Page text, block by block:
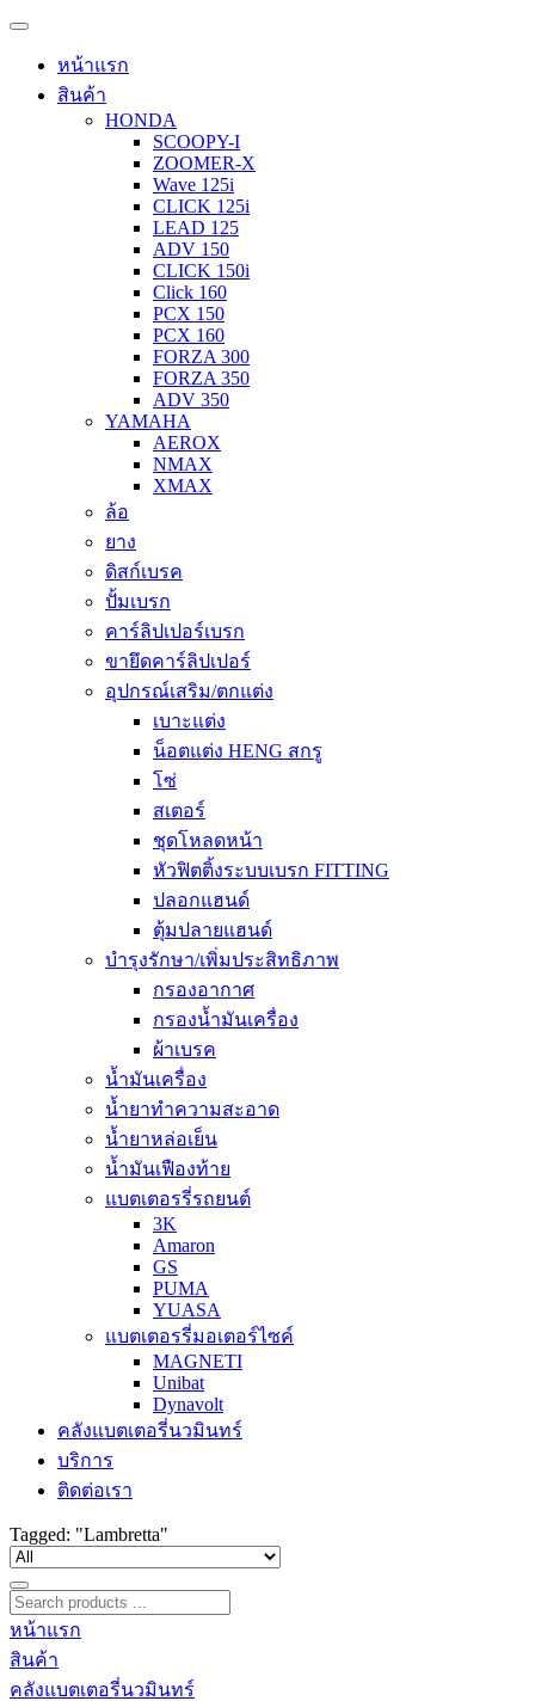
หน้าแรก
สินค้า
HONDA
SCOOPY-I
ZOOMER-X
Wave 125i
CLICK 125i
LEAD 125
ADV 150
CLICK 150i
Click 160
PCX 150
PCX 160
FORZA 300
FORZA 350
ADV 350
YAMAHA
AEROX
NMAX
XMAX
ล้อ
ยาง
ดิสก์เบรค
ปั้มเบรก
คาร์ลิปเปอร์เบรก
ขายึดคาร์ลิปเปอร์
อุปกรณ์เสริม/ตกแต่ง
เบาะแต่ง
น็อตแต่ง HENG สกรู
โซ่
สเตอร์
ชุดโหลดหน้า
หัวฟิตติ้งระบบเบรก FITTING
ปลอกแฮนด์
ตุ้มปลายแฮนด์
บำรุงรักษา/เพิ่มประสิทธิภาพ
กรองอากาศ
กรองน้ำมันเครื่อง
ผ้าเบรค
น้ำมันเครื่อง
น้ำยาทำความสะอาด
น้ำยาหล่อเย็น
น้ำมันเฟืองท้าย
แบตเตอรรี่รถยนต์
3K
Amaron
GS
PUMA
YUASA
แบตเตอรรี่มอเตอร์ไซค์
MAGNETI
Unibat
Dynavolt
คลังแบตเตอรี่นวมินทร์
บริการ
ติดต่อเรา
Tagged: "Lambretta"
หน้าแรก
สินค้า
คลังแบตเตอรี่นวมินทร์